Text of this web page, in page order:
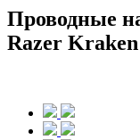
Проводные
Razer